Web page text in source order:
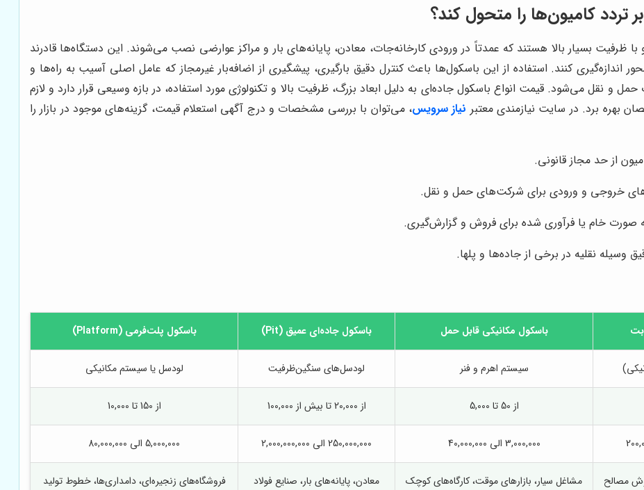
تردد کامیون‌ها را متحول کند؟
ظرفیت بسیار بالا هستند که عمدتاً در ورودی کارخانه‌جات، معادن، پایانه‌های بار و مراکز عوارضی نصب می‌شوند. این دستگاه‌ها قادرند
کنند. استفاده از این باسکول‌ها باعث کنترل دقیق بارگیری، پیشگیری از اضافه‌بار غیرمجاز که عامل اصلی آسیب به راه‌ها و
نقل می‌شود. قیمت انواع باسکول جاده‌ای به دلیل ابعاد بزرگ، ظرفیت بالا و تکنولوژی مورد استفاده، در بازه وسیعی قرار دارد و لازم
بهره برد. در سایت نیازمندی معتبر نیاز سرویس، می‌توان با بررسی مشخصات و درج آگهی استعلام قیمت، گزینه‌های موجود در بازار را
از حد مجاز قانونی.
خروجی و ورودی برای شرکت‌های حمل و نقل.
صورت خام یا فرآوری شده برای فروش و گزارش‌گیری.
وسیله نقلیه در برخی از جاده‌ها و پلها.
باسکول مکانیکی قابل حمل باسکول جاده‌ای عمیق (Pit) باسکول پلت‌فرمی (Platform)
سیستم اهرم و فنر لودسل‌های سنگین‌ظرفیت لودسل یا سیستم مکانیکی
از 50 تا 5,000 از 20,000 تا بیش از 100,000 از 150 تا 10,000
3,000,000 الی 40,000,000 250,000,000 الی 2,000,000,000 5,000,000 الی 80,000,000
مصالح مشاغل سیار، بازارهای موقت، کارگاه‌های کوچک معادن، پایانه‌های بار، صنایع فولاد فروشگاه‌های زنجیره‌ای، دامداری‌ها، خطوط تولید